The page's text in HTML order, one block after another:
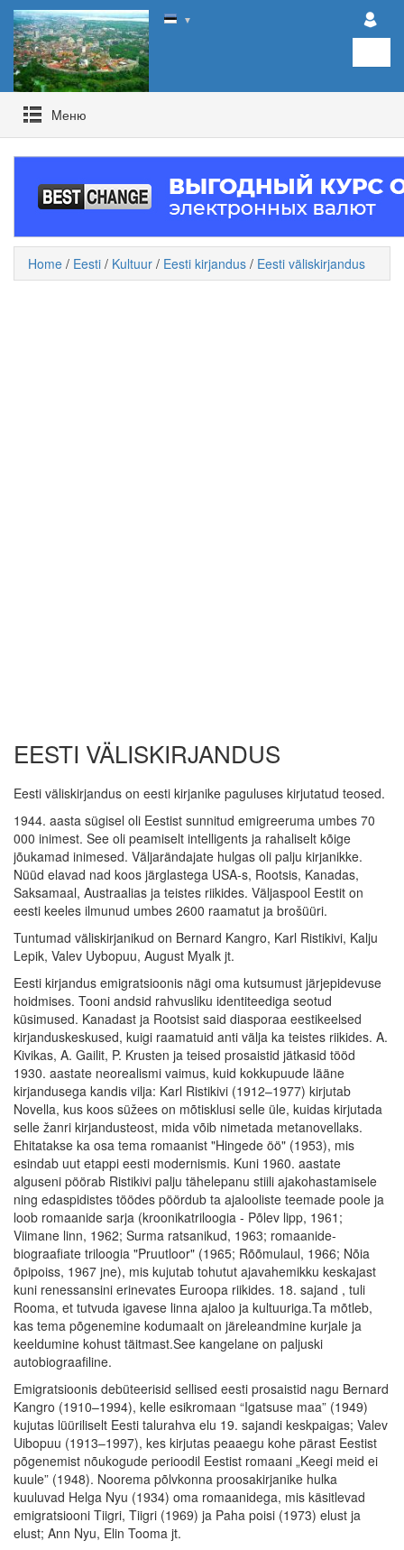
▼
Mеню
Home / Eesti / Kultuur / Eesti kirjandus / Eesti väliskirjandus
EESTI VÄLISKIRJANDUS
Eesti väliskirjandus on eesti kirjanike paguluses kirjutatud teosed.
1944. aasta sügisel oli Eestist sunnitud emigreeruma umbes 70
000 inimest. See oli peamiselt intelligents ja rahaliselt kõige
jõukamad inimesed. Väljarändajate hulgas oli palju kirjanikke.
Nüüd elavad nad koos järglastega USA-s, Rootsis, Kanadas,
Saksamaal, Austraalias ja teistes riikides. Väljaspool Eestit on
eesti keeles ilmunud umbes 2600 raamatut ja brošüüri.
Tuntumad väliskirjanikud on Bernard Kangro, Karl Ristikivi, Kalju
Lepik, Valev Uybopuu, August Myalk jt.
Eesti kirjandus emigratsioonis nägi oma kutsumust järjepidevuse
hoidmises. Tooni andsid rahvusliku identiteediga seotud
küsimused. Kanadast ja Rootsist said diasporaa eestikeelsed
kirjanduskeskused, kuigi raamatuid anti välja ka teistes riikides. A.
Kivikas, A. Gailit, P. Krusten ja teised prosaistid jätkasid tööd
1930. aastate neorealismi vaimus, kuid kokkupuude lääne
kirjandusega kandis vilja: Karl Ristikivi (1912–1977) kirjutab
Novella, kus koos süžees on mõtisklusi selle üle, kuidas kirjutada
selle žanri kirjandusteost, mida võib nimetada metanovellaks.
Ehitatakse ka osa tema romaanist "Hingede öö" (1953), mis
esindab uut etappi eesti modernismis. Kuni 1960. aastate
alguseni pöörab Ristikivi palju tähelepanu stiili ajakohastamisele
ning edaspidistes töödes pöördub ta ajalooliste teemade poole ja
loob romaanide sarja (kroonikatriloogia - Põlev lipp, 1961;
Viimane linn, 1962; Surma ratsanikud, 1963; romaanide-
biograafiate triloogia "Pruutloor" (1965; Rõõmulaul, 1966; Nõia
õpipoiss, 1967 jne), mis kujutab tohutut ajavahemikku keskajast
kuni renessansini erinevates Euroopa riikides. 18. sajand , tuli
Rooma, et tutvuda igavese linna ajaloo ja kultuuriga.Ta mõtleb,
kas tema põgenemine kodumaalt on järeleandmine kurjale ja
keeldumine kohust täitmast.See kangelane on paljuski
autobiograafiline.
Emigratsioonis debüteerisid sellised eesti prosaistid nagu Bernard
Kangro (1910–1994), kelle esikromaan “Igatsuse maa” (1949)
kujutas lüüriliselt Eesti talurahva elu 19. sajandi keskpaigas; Valev
Uibopuu (1913–1997), kes kirjutas peaaegu kohe pärast Eestist
põgenemist nõukogude perioodil Eestist romaani „Keegi meid ei
kuule” (1948). Noorema põlvkonna proosakirjanike hulka
kuuluvad Helga Nyu (1934) oma romaanidega, mis käsitlevad
emigratsiooni Tiigri, Tiigri (1969) ja Paha poisi (1973) elust ja
elust; Ann Nyu, Elin Tooma jt.